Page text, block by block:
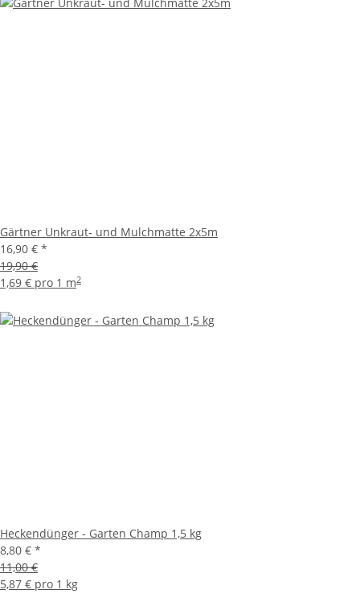
Gärtner Unkraut- und Mulchmatte 2x5m
16,90 € *
19,90 €
1,69 € pro 1 m2
Heckendünger - Garten Champ 1,5 kg
8,80 € *
11,00 €
5,87 € pro 1 kg